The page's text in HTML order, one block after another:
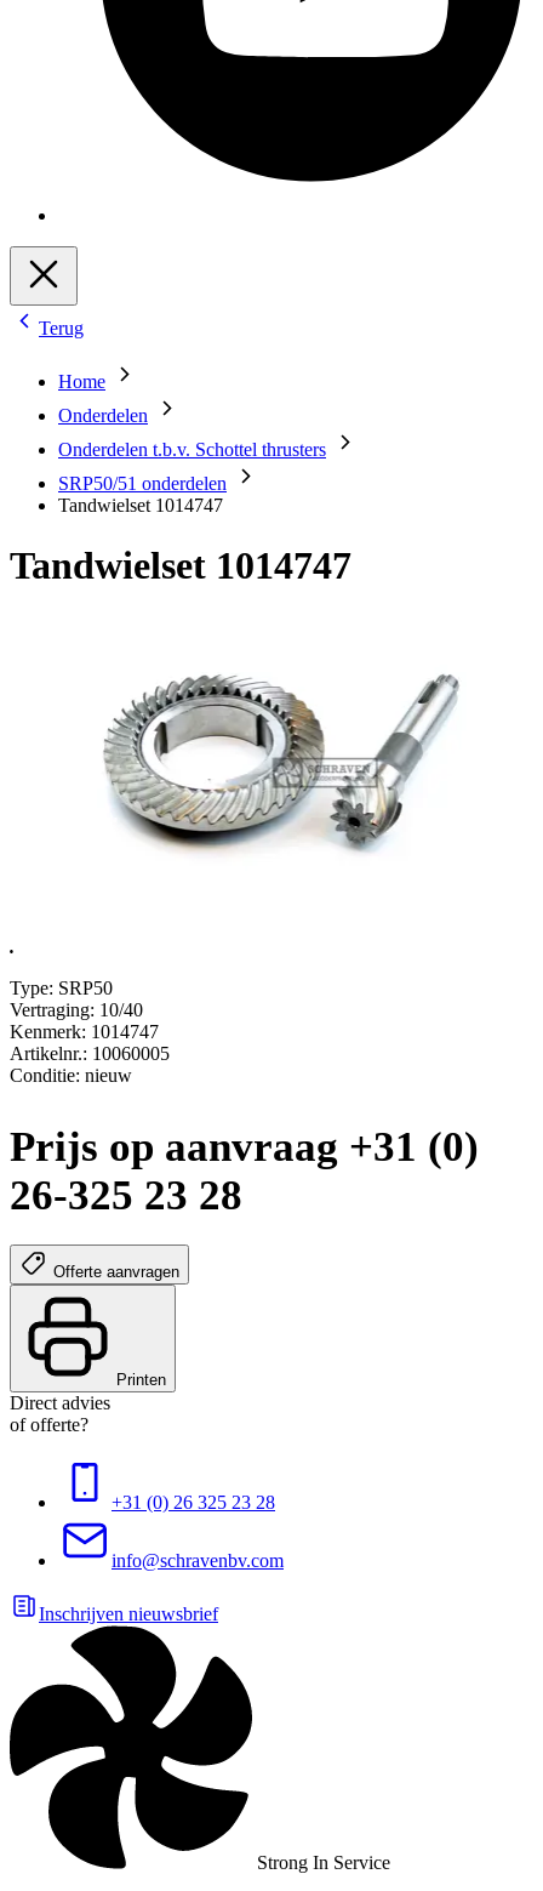
Terug
Home
Onderdelen
Onderdelen t.b.v. Schottel thrusters
SRP50/51 onderdelen
Tandwielset 1014747
Tandwielset 1014747
.
Type: SRP50
Vertraging: 10/40
Kenmerk: 1014747
Artikelnr.: 10060005
Conditie: nieuw
Prijs op aanvraag +31 (0)
26-325 23 28
Offerte aanvragen
Printen
Direct advies
of offerte?
+31 (0) 26 325 23 28
info@schravenbv.com
Inschrijven nieuwsbrief
Strong In Service